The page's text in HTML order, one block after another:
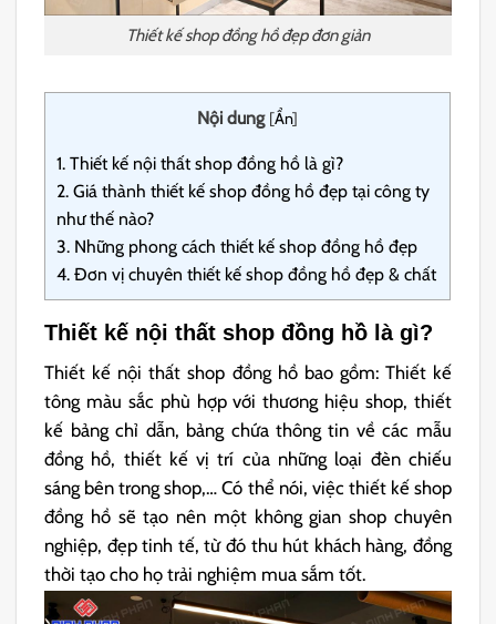
Thiết kế shop đồng hồ đẹp đơn giản
Nội dung [Ẩn]
1. Thiết kế nội thất shop đồng hồ là gì?
2. Giá thành thiết kế shop đồng hồ đẹp tại công ty
như thế nào?
3. Những phong cách thiết kế shop đồng hồ đẹp
4. Đơn vị chuyên thiết kế shop đồng hồ đẹp & chất
Thiết kế nội thất shop đồng hồ là gì?
Thiết kế nội thất shop đồng hồ bao gồm: Thiết kế
tông màu sắc phù hợp với thương hiệu shop, thiết
kế bảng chỉ dẫn, bảng chứa thông tin về các mẫu
đồng hồ, thiết kế vị trí của những loại đèn chiếu
sáng bên trong shop,… Có thể nói, việc thiết kế shop
đồng hồ sẽ tạo nên một không gian shop chuyên
nghiệp, đẹp tinh tế, từ đó thu hút khách hàng, đồng
thời tạo cho họ trải nghiệm mua sắm tốt.